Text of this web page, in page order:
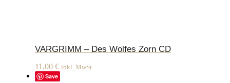
VARGRIMM – Des Wolfes Zorn CD
11,00 € inkl. MwSt.
Save